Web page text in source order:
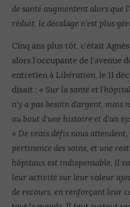
de santé augmentent alors que
réduit, le décalage n’est plus
Cinq ans plus tôt, c’était
alors l’occupante de l’avenue
entretien à Libération, le 11
disait : « Sur la santé et
n’y a pas besoin d’argent, mais
au bout d’une histoire et d’un
« De vrais défis nous
pertinence des soins, et une
hôpitaux est indispensable. Il
leur activité sur leur valeur
de recours, en renforçant leur